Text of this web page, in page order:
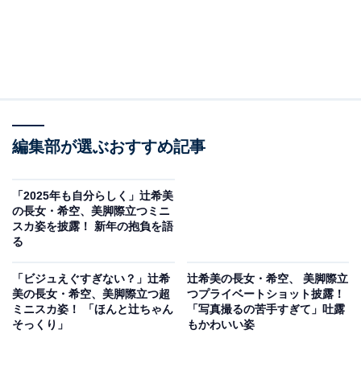
編集部が選ぶおすすめ記事
「2025年も自分らしく」辻希美
の長女・希空、美脚際立つミニ
スカ姿を披露！ 新年の抱負を語
る
「ビジュえぐすぎない？」辻希
美の長女・希空、美脚際立つ超
ミニスカ姿！ 「ほんと辻ちゃん
そっくり」
辻希美の長女・希空、 美脚際立
つプライベートショット披露！
「写真撮るの苦手すぎて」吐露
もかわいい姿